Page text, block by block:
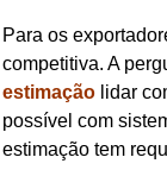
Para os
competitiva. A
estimaçãolidar
possível com
estimação tem